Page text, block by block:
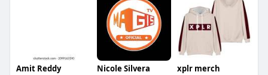
Amit Reddy Nicole Silvera xplr merch